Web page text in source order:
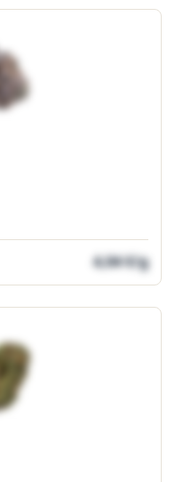
4,04 €/g